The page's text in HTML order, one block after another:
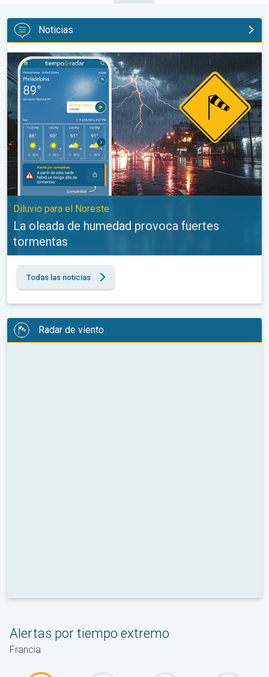
Noticias
La oleada de humedad provoca fuertes tormentas. Diluvio
Diluvio para el Noreste
La oleada de humedad provoca fuertes
tormentas
Todas las noticias
Radar de viento
Alertas por tiempo extremo
Francia